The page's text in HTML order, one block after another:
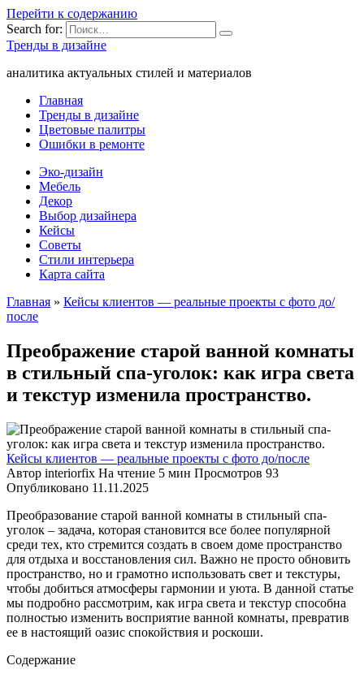
Перейти к содержанию
Search for:
Тренды в дизайне
аналитика актуальных стилей и материалов
Главная
Тренды в дизайне
Цветовые палитры
Ошибки в ремонте
Эко-дизайн
Мебель
Декор
Выбор дизайнера
Кейсы
Советы
Стили интерьера
Карта сайта
Главная » Кейсы клиентов — реальные проекты с фото до/
после
Преображение старой ванной комнаты
в стильный спа-уголок: как игра света
и текстур изменила пространство.
Кейсы клиентов — реальные проекты с фото до/после
Автор interiorfix На чтение 5 мин Просмотров 93
Опубликовано 11.11.2025
Преобразование старой ванной комнаты в стильный спа-
уголок – задача, которая становится все более популярной
среди тех, кто стремится создать в своем доме пространство
для отдыха и восстановления сил. Важно не просто обновить
пространство, но и грамотно использовать свет и текстуры,
чтобы добиться атмосферы гармонии и уюта. В данной статье
мы подробно рассмотрим, как игра света и текстур способна
полностью изменить восприятие ванной комнаты, превратив
ее в настоящий оазис спокойствия и роскоши.
Содержание